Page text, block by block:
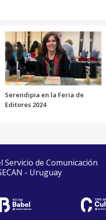
Serendipia en la Feria de
Editores 2024
de Comunicación
- Uruguay